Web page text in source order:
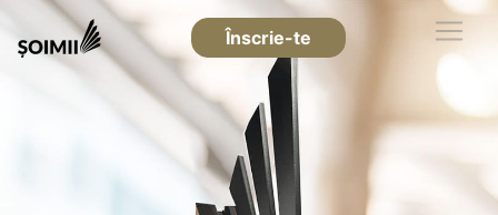
Înscrie-te